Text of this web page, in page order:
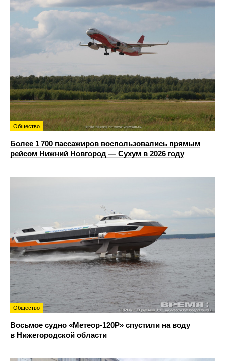
Общество
Более 1 700 пассажиров воспользовались прямым
рейсом Нижний Новгород — Сухум в 2026 году
Общество
Восьмое судно «Метеор-120Р» спустили на воду
в Нижегородской области